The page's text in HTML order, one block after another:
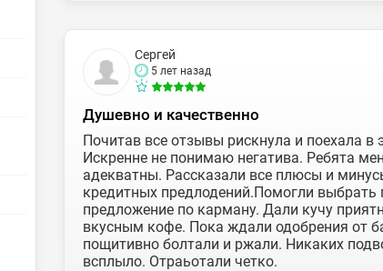
Сергей
5 лет назад
Душевно и качественно
Почитав все отзывы рискнула и поехала в
Искренне не понимаю негатива. Ребята
адекватны. Рассказали все плюсы и
кредитных предлодений.Помогли выбрать
предложение по карману. Дали кучу
вкусным кофе. Пока ждали одобрения от
пощитивно болтали и ржали. Никаких
всплыло. Отраьотали четко.